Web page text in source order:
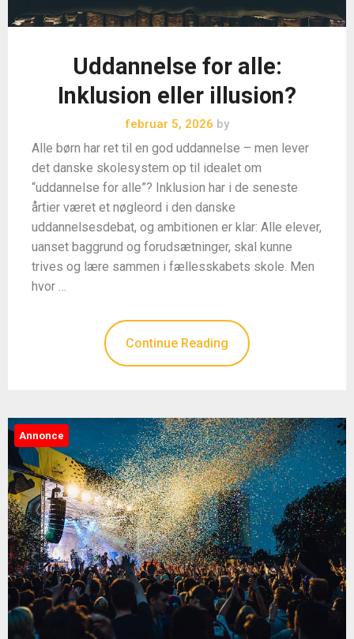
Uddannelse for alle:
Inklusion eller illusion?
februar 5, 2026 by
Alle børn har ret til en god uddannelse – men lever
det danske skolesystem op til idealet om
“uddannelse for alle”? Inklusion har i de seneste
årtier været et nøgleord i den danske
uddannelsesdebat, og ambitionen er klar: Alle elever,
uanset baggrund og forudsætninger, skal kunne
trives og lære sammen i fællesskabets skole. Men
hvor …
Continue Reading
Annonce